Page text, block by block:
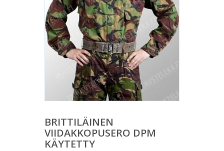
BRITTILÄINEN
VIIDAKKOPUSERO DPM
KÄYTETTY